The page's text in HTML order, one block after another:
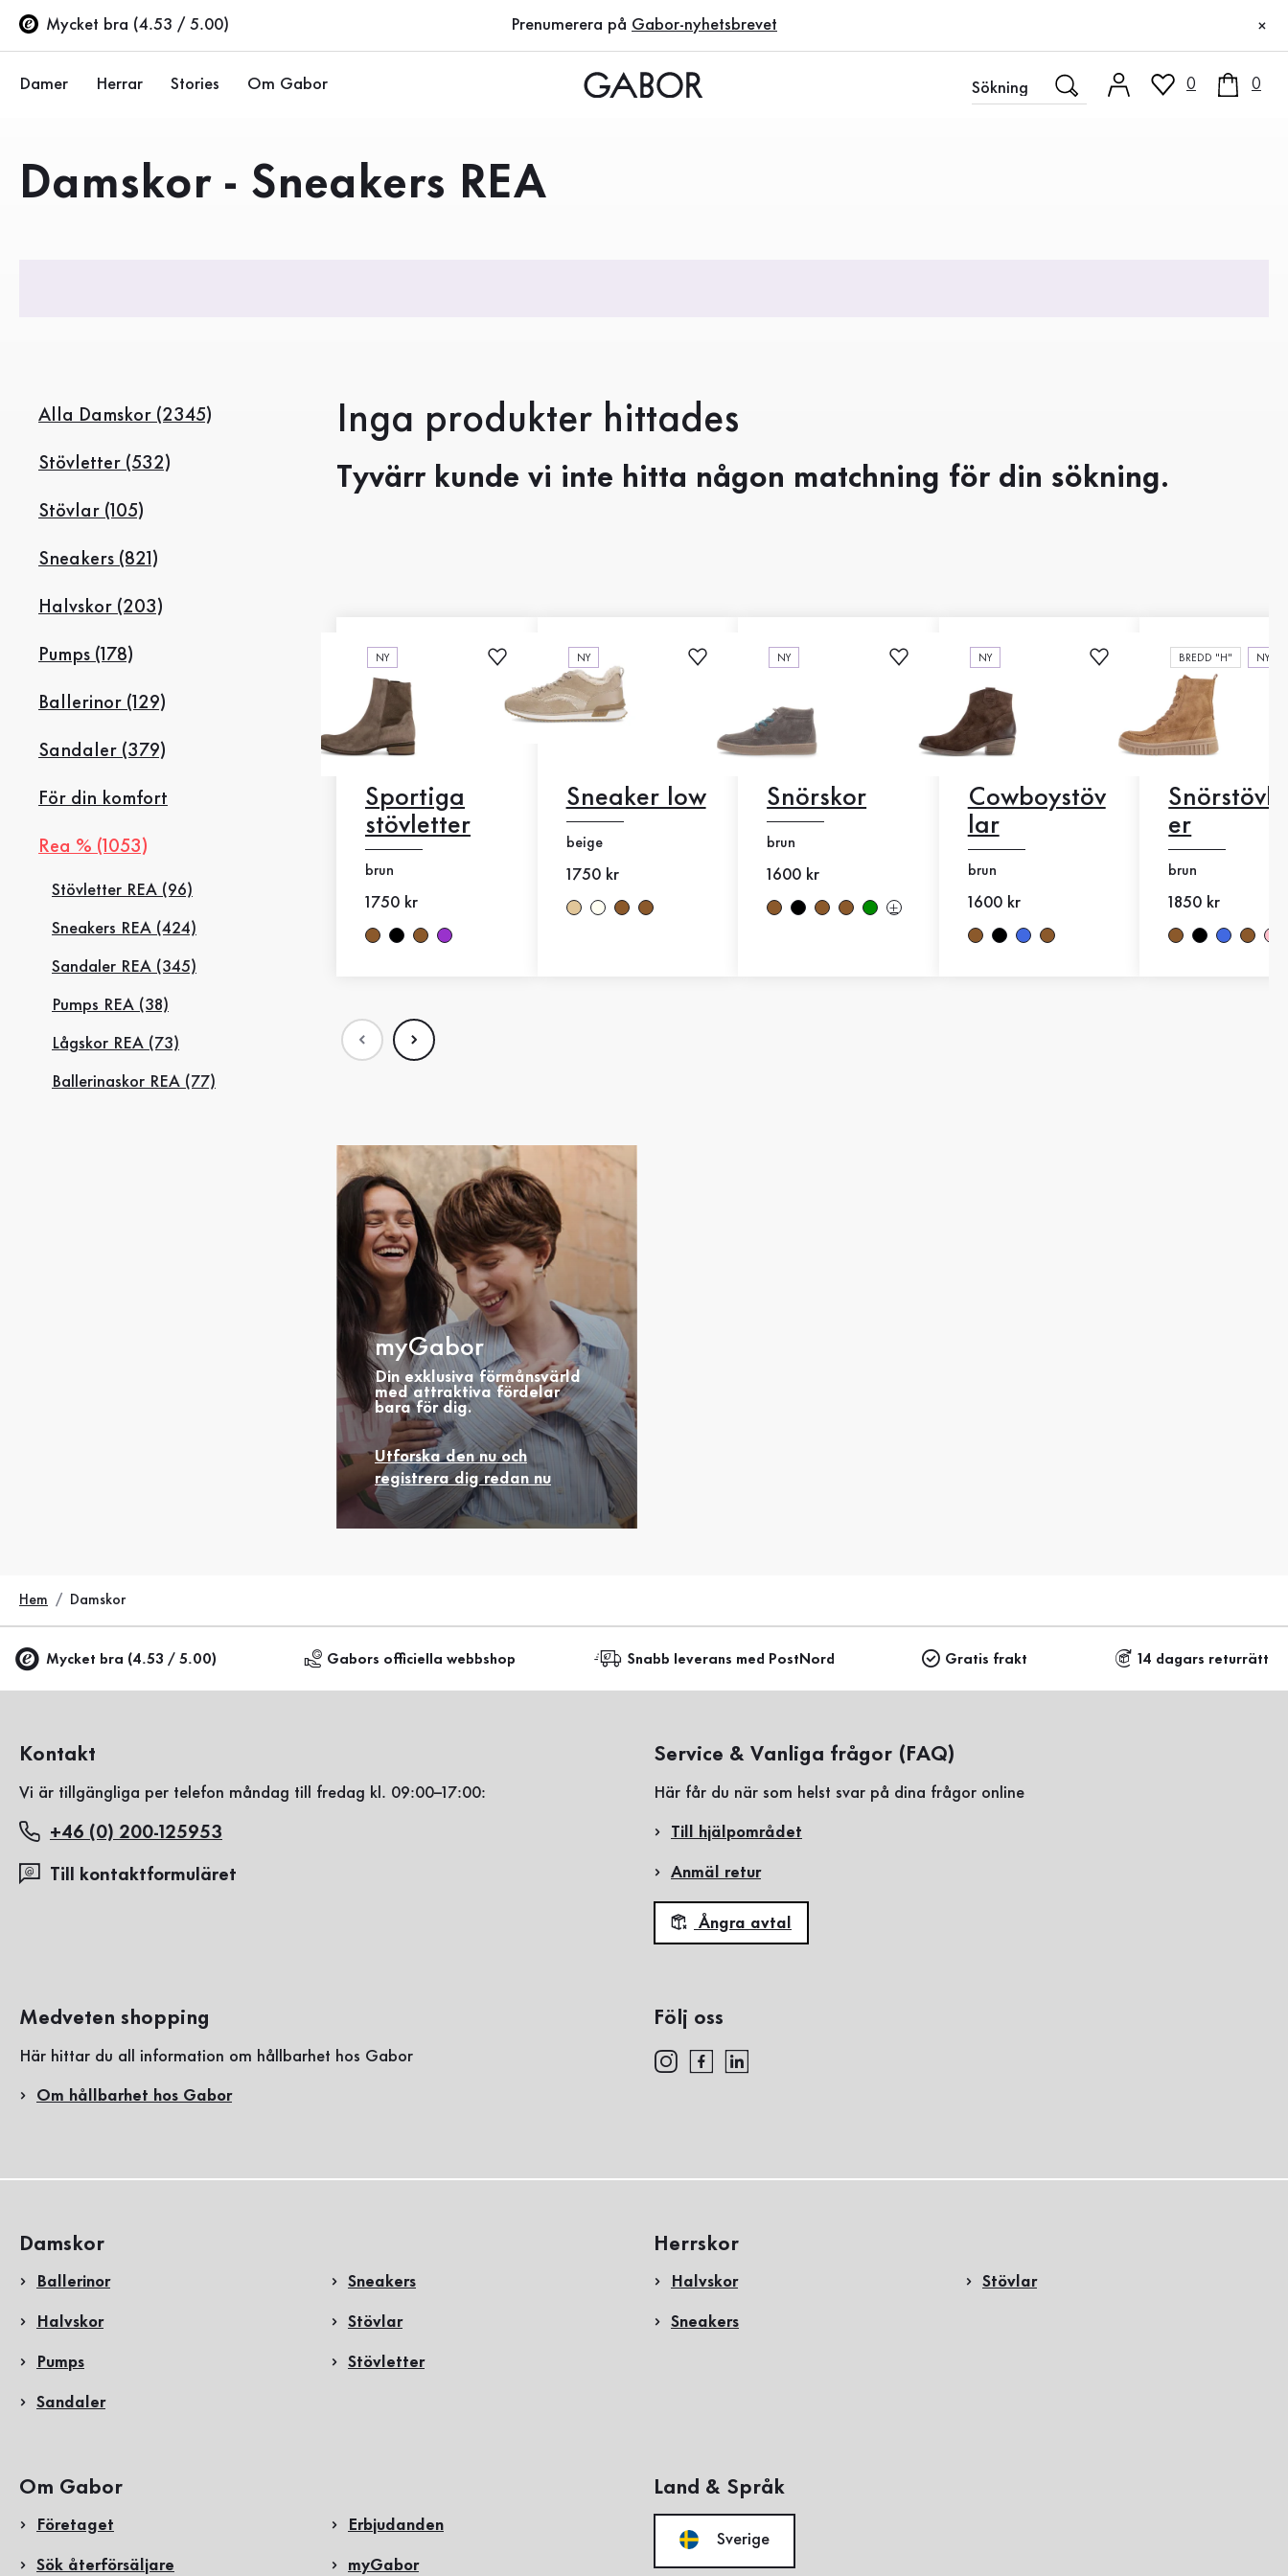
Till huvudinnehåll
Till innehållsförteckning
Till huvudnavigation
Mycket bra (4.53 / 5.00)
Prenumerera på Gabor-nyhetsbrevet ×
Damer
Halvskor
Stövletter
Herrar
Halvskor
Stories Om Gabor
Hållbarhet
0 0
Produkter
Damskor - Sneakers REA
Alla Damskor (2345)
Stövletter (532)
Stövlar (105)
Sneakers (821)
Halvskor (203)
Pumps (178)
Ballerinor (129)
Sandaler (379)
För din komfort
Rea % (1053)
Stövletter REA (96)
Sneakers REA (424)
Sandaler REA (345)
Pumps REA (38)
Lågskor REA (73)
Ballerinaskor REA (77)
Inga produkter hittades
Tyvärr kunde vi inte hitta någon matchning för din sökning.
NY
Sportiga
stövletter
brun
Nytt pris
1750 kr
NY
Sneaker low
beige
Nytt pris
1750 kr
NY
Snörskor
brun
Nytt pris
1600 kr
NY
Cowboystöv
lar
brun
Nytt pris
1600 kr
BREDD "H" NY
er
brun
Nytt pris
1850 kr
myGabor
Din exklusiva förmånsvärld
med attraktiva fördelar
bara för dig.
Utforska den nu och
registrera dig redan nu
Hem Damskor
Mycket bra (4.53 / 5.00) Gabors officiella webbshop Snabb leverans med PostNord Gratis frakt 14 dagars returrätt
Kontakt
Vi är tillgängliga per telefon måndag till fredag kl. 09:00–17:00:
+46 (0) 200-125953
Till kontaktformuläret
Service & Vanliga frågor (FAQ)
Här får du när som helst svar på dina frågor online
Till hjälpområdet
Anmäl retur
Ångra avtal
Medveten shopping
Här hittar du all information om hållbarhet hos Gabor
Om hållbarhet hos Gabor
Följ oss
Damskor
Ballerinor
Halvskor
Pumps
Sandaler
Sneakers
Stövlar
Stövletter
Herrskor
Halvskor
Sneakers
Stövlar
Om Gabor
Företaget
Sök återförsäljare
Erbjudanden
myGabor
Land & Språk
Sverige